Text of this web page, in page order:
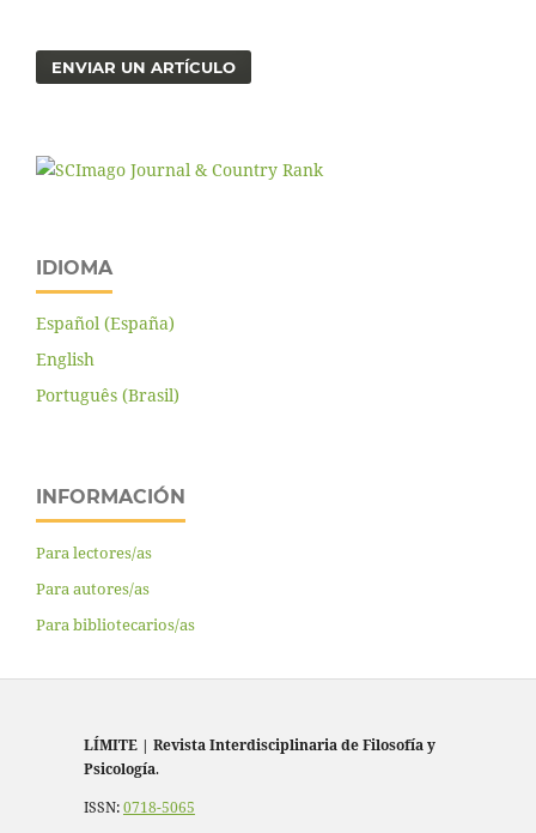
ENVIAR UN ARTÍCULO
IDIOMA
Español (España)
English
Português (Brasil)
INFORMACIÓN
Para lectores/as
Para autores/as
Para bibliotecarios/as
LÍMITE | Revista Interdisciplinaria de Filosofía y
Psicología.
ISSN:0718-5065